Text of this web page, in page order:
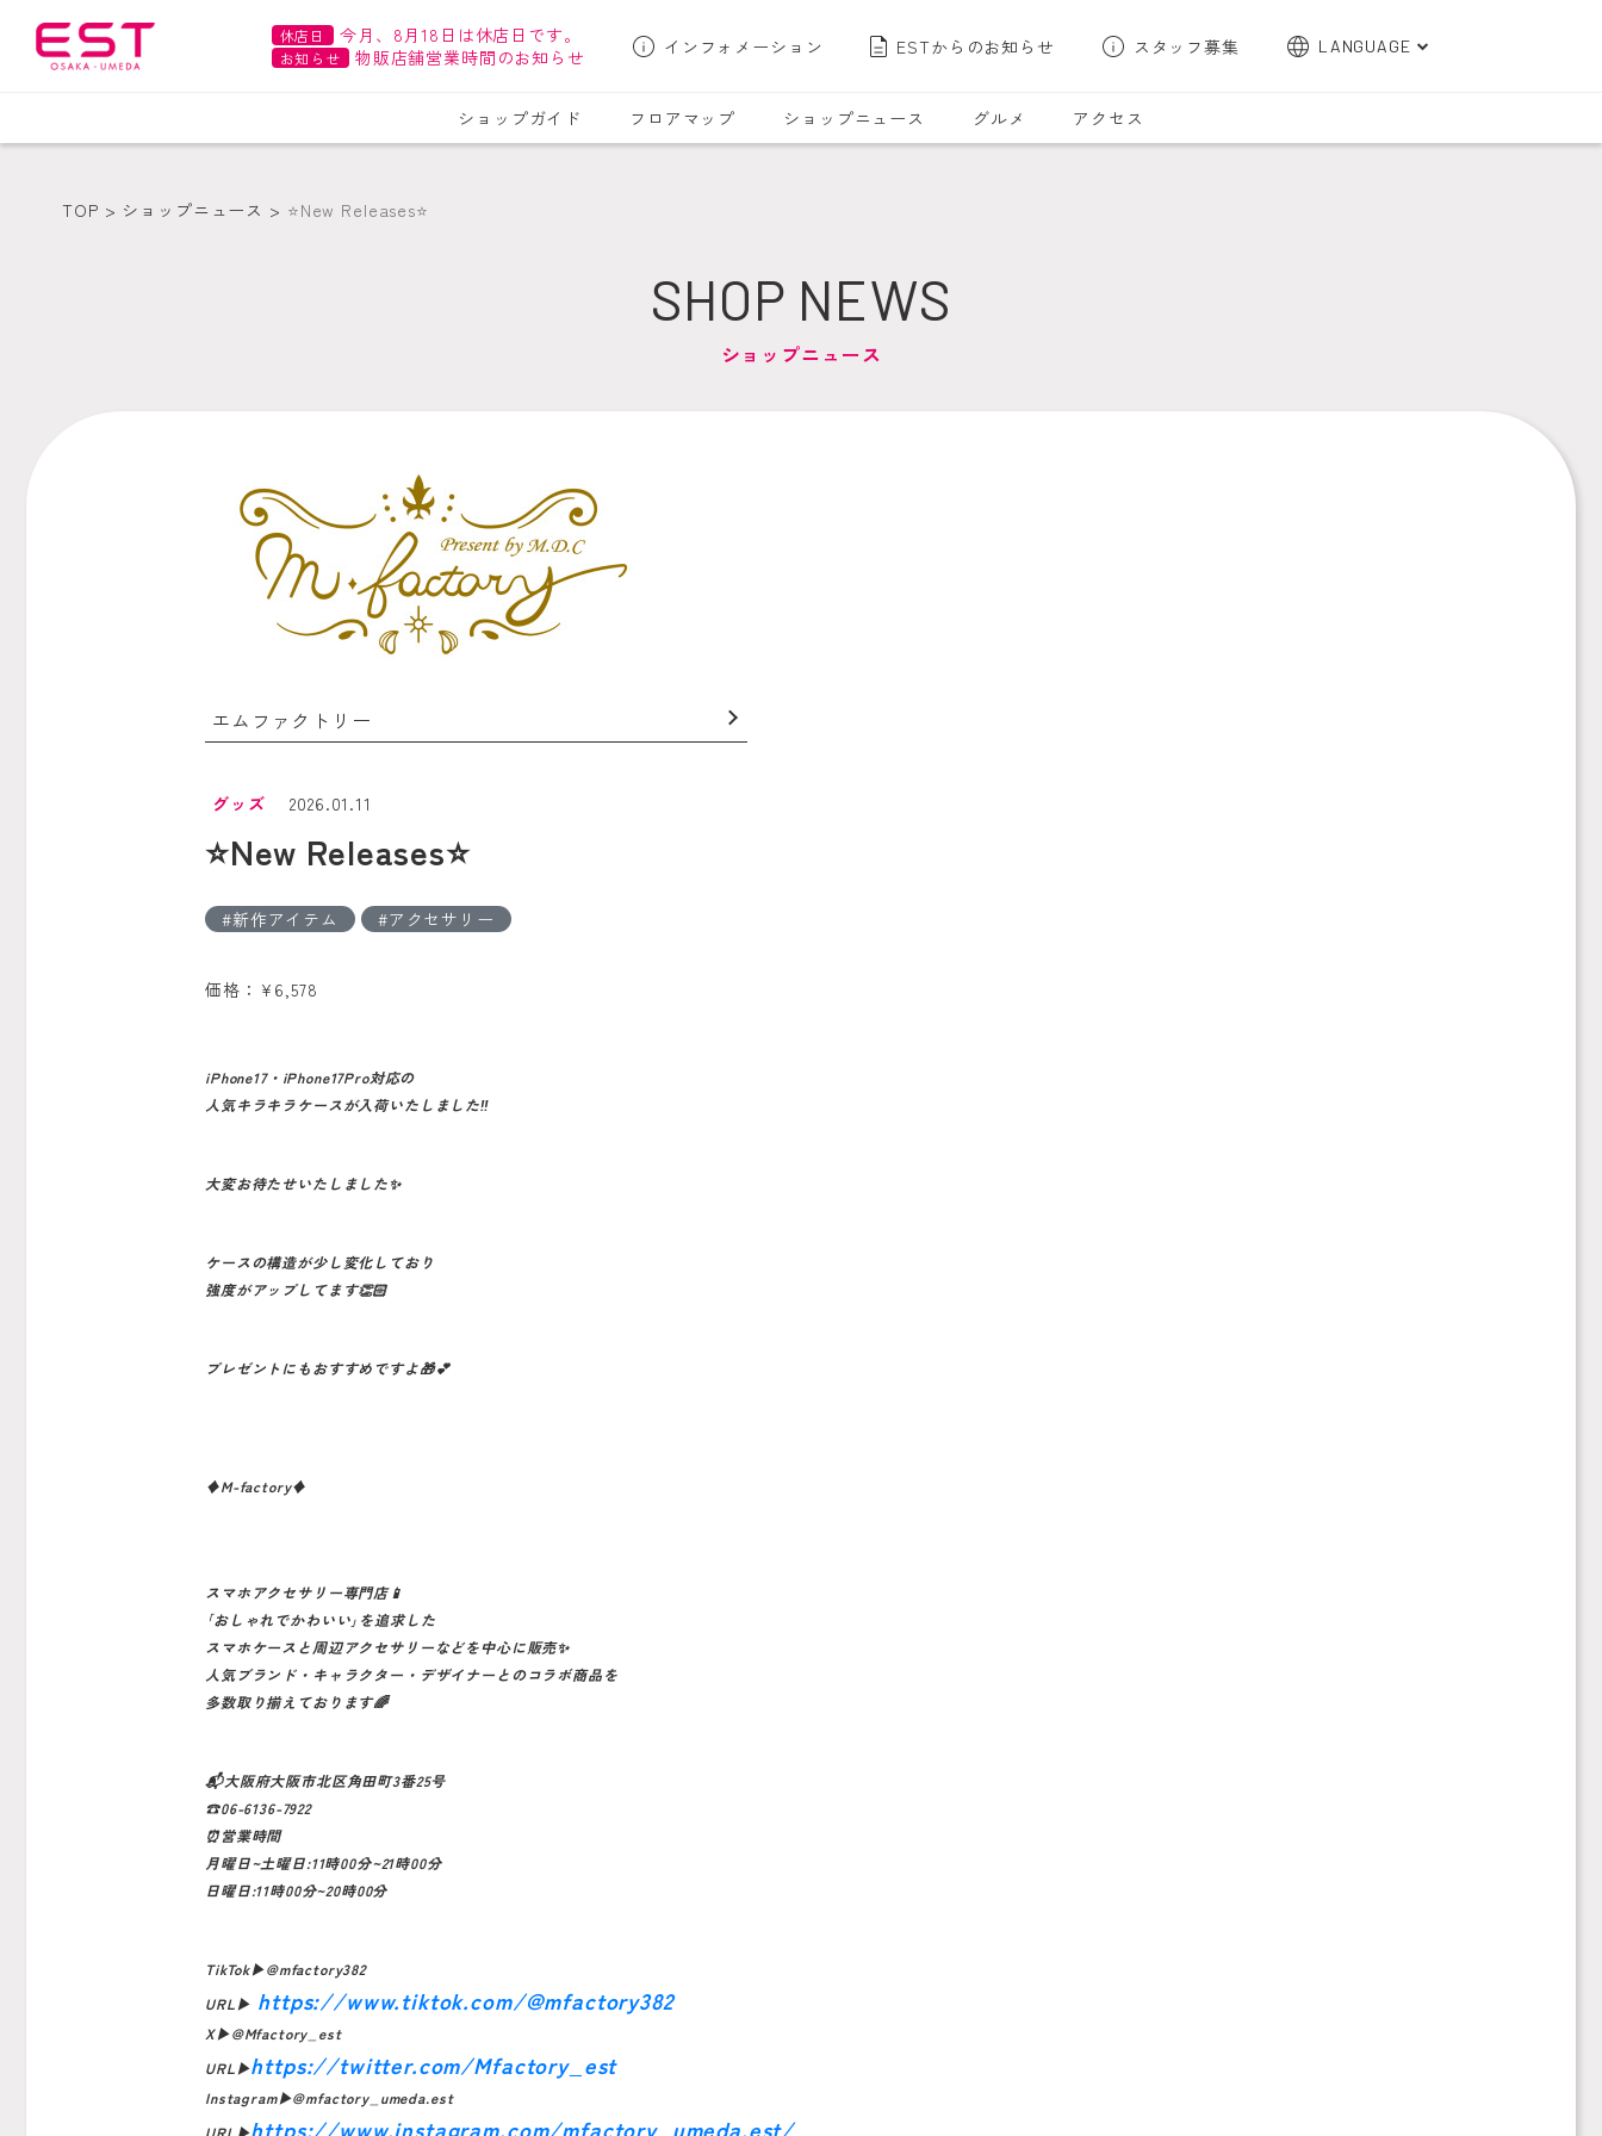
休店日 今月、8月18日は休店日です。
お知らせ 物販店舗営業時間のお知らせ インフォメーション ESTからのお知らせ スタッフ募集 LANGUAGE
한국어
ショップガイド フロアマップ ショップニュース グルメ アクセス
TOP ショップニュース ⭐️New Releases⭐️
SHOP NEWS
ショップニュース
エムファクトリー
グッズ 2026.01.11
⭐️New Releases⭐️
新作アイテム アクセサリー
価格：¥6,578
iPhone17・iPhone17Pro対応の
人気キラキラケースが入荷いたしました‼️
大変お待たせいたしました✨
ケースの構造が少し変化しており
強度がアップしてます👏🏻
プレゼントにもおすすめですよ🎁💕
♦️M-factory♦️
スマホアクセサリー専門店📱
｢おしゃれでかわいい｣を追求した
スマホケースと周辺アクセサリーなどを中心に販売✨
人気ブランド・キャラクター・デザイナーとのコラボ商品を
多数取り揃えております🌈
📬大阪府大阪市北区角田町3番25号
☎️06-6136-7922
⏰営業時間
月曜日~土曜日:11時00分~21時00分
日曜日:11時00分~20時00分
TikTok▶︎@mfactory382
URL▶︎ https://www.tiktok.com/@mfactory382
X▶︎@Mfactory_est
URL▶︎https://twitter.com/Mfactory_est
Instagram▶︎@mfactory_umeda.est
https://www.instagram.com/mfactory_umeda.est/